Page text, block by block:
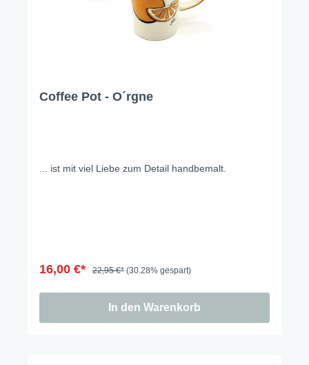
Coffee Pot - O´rgne
... ist mit viel Liebe zum Detail handbemalt.
16,00 €* 22,95 €* (30.28% gespart)
In den Warenkorb